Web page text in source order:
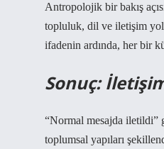
Antropolojik bir bakış
topluluk, dil ve iletişim
ifadenin ardında, her bir
Sonuç:
“Normal mesajda iletildi”
toplumsal yapıları